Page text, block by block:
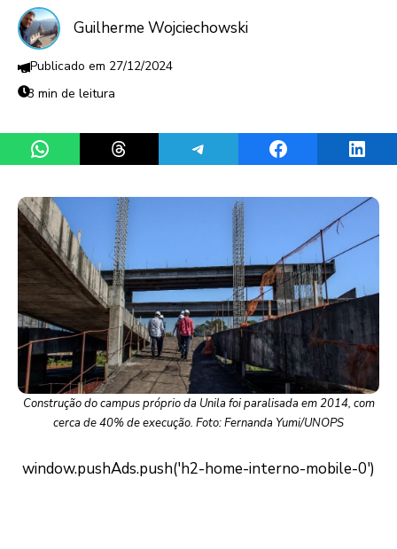
Guilherme Wojciechowski
27/12/2024
3 min de leitura
Share on WhatsAppShare on ThreadsShare on TelegramShare on Facebook
Construção do campus próprio da Unila foi paralisada em 2014, com
cerca de 40% de execução. Foto: Fernanda Yumi/UNOPS